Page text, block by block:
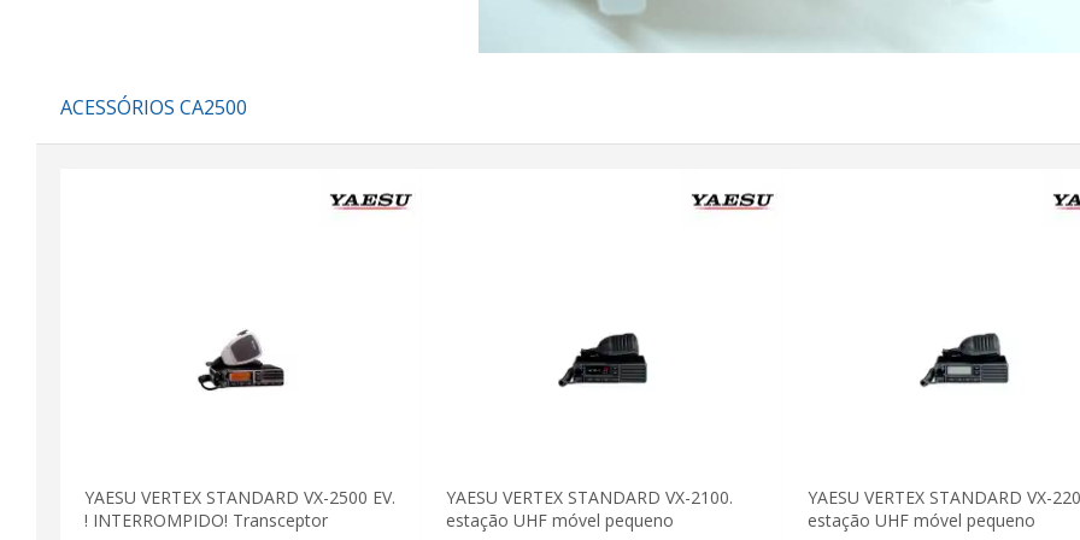
ACESSÓRIOS CA2500
YAESU VERTEX STANDARD VX-2500 EV.
! INTERROMPIDO! Transceptor
YAESU VERTEX STANDARD VX-2100.
estação UHF móvel pequeno
YAESU VERTEX STANDARD VX-
estação UHF móvel pequeno